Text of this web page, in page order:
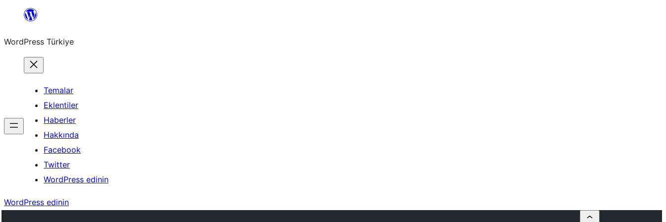
İçeriğe
WordPress Türkiye
Temalar
Eklentiler
Haberler
Hakkında
Facebook
Twitter
WordPress edinin
WordPress edinin